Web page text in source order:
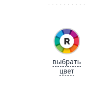
выбрать
цвет